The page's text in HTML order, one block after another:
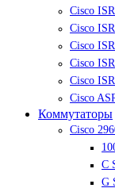
Cisco
Cisco
Cisco
Cisco
Cisco
Cisco
Коммутаторы
Cisco
C
G